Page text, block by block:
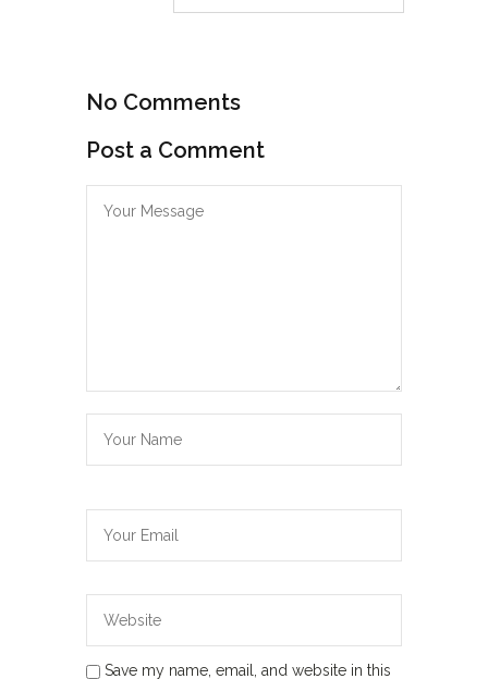
No Comments
Post a Comment
Save my name, email, and website in this